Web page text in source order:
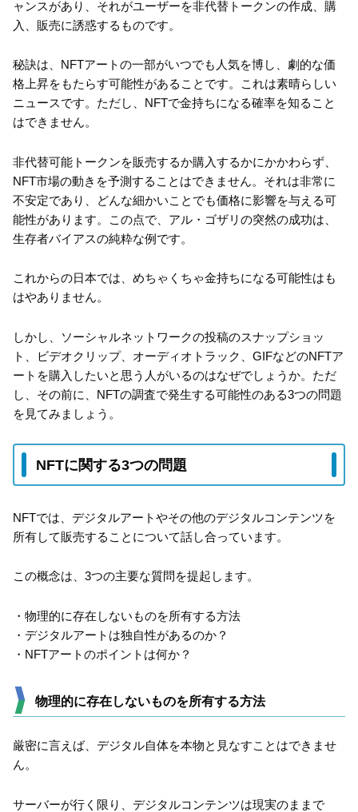
ャンスがあり、それがユーザーを非代替トークンの作成、購
入、販売に誘惑するものです。
秘訣は、NFTアートの一部がいつでも人気を博し、劇的な価
格上昇をもたらす可能性があることです。これは素晴らしい
ニュースです。ただし、NFTで金持ちになる確率を知ること
はできません。
非代替可能トークンを販売するか購入するかにかかわらず、
NFT市場の動きを予測することはできません。それは非常に
不安定であり、どんな細かいことでも価格に影響を与える可
能性があります。この点で、アル・ゴザリの突然の成功は、
生存者バイアスの純粋な例です。
これからの日本では、めちゃくちゃ金持ちになる可能性はも
はやありません。
しかし、ソーシャルネットワークの投稿のスナップショッ
ト、ビデオクリップ、オーディオトラック、GIFなどのNFTア
ートを購入したいと思う人がいるのはなぜでしょうか。ただ
し、その前に、NFTの調査で発生する可能性のある3つの問題
を見てみましょう。
NFTに関する3つの問題
NFTでは、デジタルアートやその他のデジタルコンテンツを
所有して販売することについて話し合っています。
この概念は、3つの主要な質問を提起します。
・物理的に存在しないものを所有する方法
・デジタルアートは独自性があるのか？
・NFTアートのポイントは何か？
物理的に存在しないものを所有する方法
厳密に言えば、デジタル自体を本物と見なすことはできませ
ん。
サーバーが行く限り、デジタルコンテンツは現実のままで